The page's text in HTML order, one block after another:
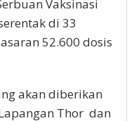
Vaksinasi
di 33
52.600 dosis
akan diberikan
Thor dan